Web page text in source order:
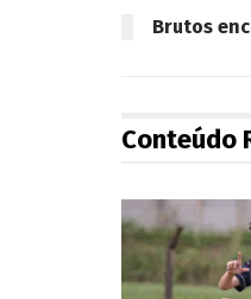
Brutos
Conteúdo